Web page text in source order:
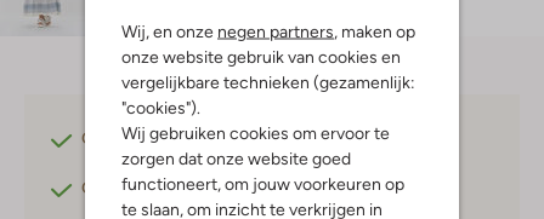
Wij, en onze negen partners , maken op
onze website gebruik van cookies en
vergelijkbare technieken (gezamenlijk:
"cookies").
Wij gebruiken cookies om ervoor te
zorgen dat onze website goed
functioneert, om jouw voorkeuren op
te slaan, om inzicht te verkrijgen in
Gratis verzendingvanaf €75,-
Gratis retournerenbinnen 30 dagen*